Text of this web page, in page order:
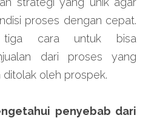
proses dengan cepat.
tiga cara untuk bisa
dari proses yang
oleh prospek.
penyebab dari